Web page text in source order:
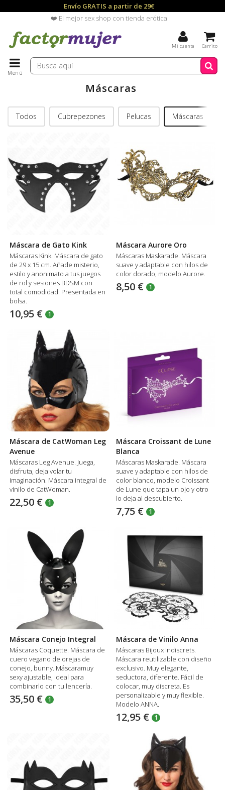
Envío GRATIS a partir de 29€
❤️ El mejor sex shop con tienda erótica
Carrito
Mi cuenta
Menú
Máscaras
Todos Cubrepezones Pelucas Máscaras
Máscara de Gato Kink
Máscaras Kink. Máscara de gato
de 29 x 15 cm. Añade misterio,
estilo y anonimato a tus juegos
de rol y sesiones BDSM con
total comodidad. Presentada en
bolsa.
10,95 € 1
Máscara Aurore Oro
Máscaras Maskarade. Máscara
suave y adaptable con hilos de
color dorado, modelo Aurore.
8,50 € 1
Máscara de CatWoman Leg
Avenue
Máscaras Leg Avenue. Juega,
disfruta, deja volar tu
imaginación. Máscara integral de
vinilo de CatWoman.
22,50 € 1
Máscara Croissant de Lune
Blanca
Máscaras Maskarade. Máscara
suave y adaptable con hilos de
color blanco, modelo Croissant
de Lune que tapa un ojo y otro
lo deja al descubierto.
7,75 € 1
Máscara Conejo Integral
Máscaras Coquette. Máscara de
cuero vegano de orejas de
conejo, bunny. Máscaramuy
sexy ajustable, ideal para
combinarlo con tu lencería.
35,50 € 1
Máscara de Vinilo Anna
Máscaras Bijoux Indiscrets.
Máscara reutilizable con diseño
exclusivo. Muy elegante,
seductora, diferente. Fácil de
colocar, muy discreta. Es
personalizable y muy flexible.
Modelo ANNA.
12,95 € 1